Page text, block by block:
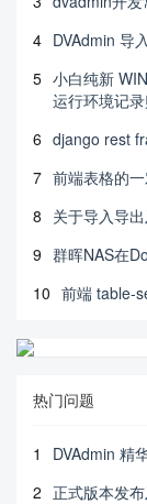
4 DVAdmin 导
5 小白纯新
运行环境记
6 django rest
7 前端表格的
8 关于导入导
9 群晖NAS在
10 前端 table-
热门问题
1
DVAdmin 精
2 正式版本发